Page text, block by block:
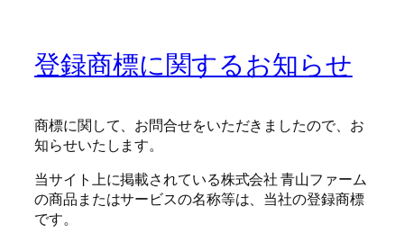
登録商標に関するお知らせ
商標に関して、お問合せをいただきましたので、お
知らせいたします。
当サイト上に掲載されている株式会社 青山ファーム
の商品またはサービスの名称等は、当社の登録商標
です。